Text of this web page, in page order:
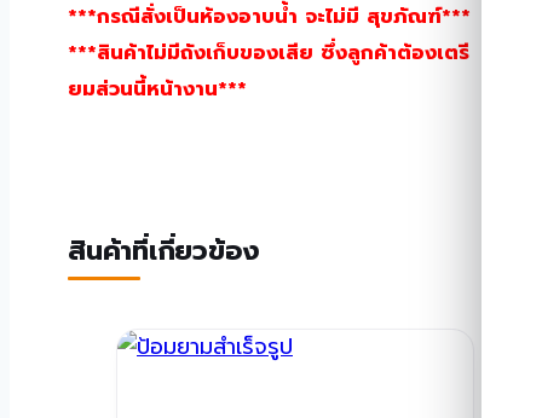
***กรณีสั่งเป็นห้องอาบน้ำ จะไม่มี สุขภัณฑ์***
***สินค้าไม่มีถังเก็บของเสีย ซึ่งลูกค้าต้องเตรี
ยมส่วนนี้หน้างาน***
สินค้าที่เกี่ยวข้อง